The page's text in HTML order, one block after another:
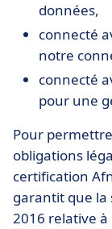
données,
connecté
notre
connecté
pour une
Pour
obligations
certification
garantit que la
2016 relative